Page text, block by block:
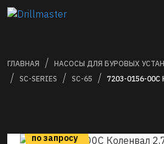
ГЛАВНАЯ НАСОСЫ ДЛЯ БУРОВЫХ
SC-SERIES
SC-65 7203-0156-
по запросу